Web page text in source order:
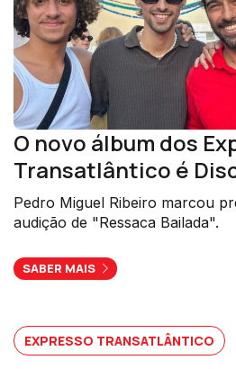
O novo álbum dos
Transatlântico é
Pedro Miguel Ribeiro marcou
audição de "Ressaca Bailada".
SABER MAIS
EXPRESSO TRANSATLÂNTICO